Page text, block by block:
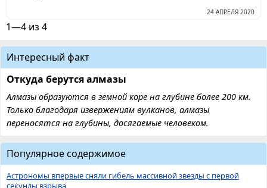
24 АПРЕЛЯ 2020
1—4 из 4
Интересный факт
Откуда берутся алмазы
Алмазы образуются в земной коре на глубине более 200 км.
Только благодаря извержениям вулканов, алмазы
переносятся на глубины, досягаемые человеком.
Популярное содержимое
Астрономы впервые сняли гибель массивной звезды с первой
секунды взрыва